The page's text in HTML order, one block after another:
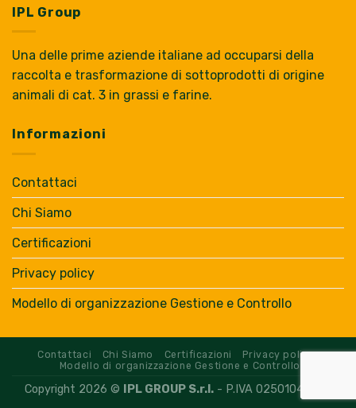
IPL Group
Una delle prime aziende italiane ad occuparsi della
raccolta e trasformazione di sottoprodotti di origine
animali di cat. 3 in grassi e farine.
Informazioni
Contattaci
Chi Siamo
Certificazioni
Privacy policy
Modello di organizzazione Gestione e Controllo
Contattaci Chi Siamo Certificazioni
Privacy policy
Modello di organizzazione Gestione e Controllo
Copyright 2026 © IPL GROUP S.r.l.- P.IVA 02501040600